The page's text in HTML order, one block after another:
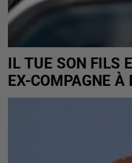
IL TUE SON FILS
EX-COMPAGNE À